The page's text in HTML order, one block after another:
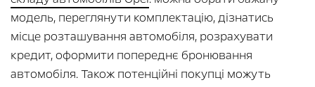
модель, переглянути комплектацію, дізнатись
місце розташування автомобіля, розрахувати
кредит, оформити попереднє бронювання
автомобіля. Також потенційні покупці можуть